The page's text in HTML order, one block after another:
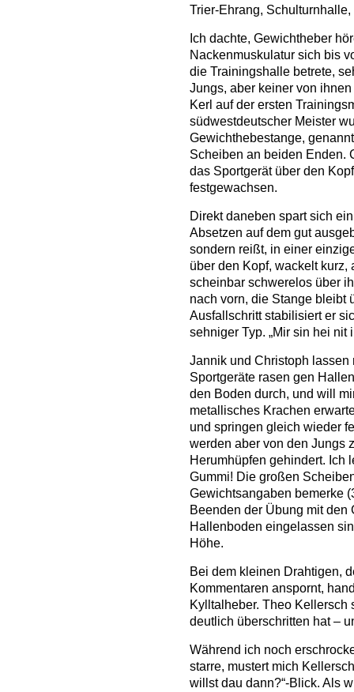
Trier-Ehrang,
Ich dachte, Gewichtheber
Nackenmuskulatur sich bis
die Trainingshalle betrete,
Jungs, aber keiner von
Kerl auf der ersten
südwestdeutscher Meister
Gewichthebestange,
Scheiben an beiden Enden.
das Sportgerät über den
festgewachsen.
Direkt daneben spart sich
Absetzen auf dem gut
sondern reißt, in einer
über den Kopf, wackelt
scheinbar schwerelos über
nach vorn, die Stange bleibt
Ausfallschritt stabilisiert er
sehniger Typ. „Mir sin hei nit
Jannik und Christoph lassen
Sportgeräte rasen gen
den Boden durch, und will
metallisches Krachen
und springen gleich wieder
werden aber von den Jungs
Herumhüpfen gehindert. Ich
Gummi! Die großen
Gewichtsangaben bemerke
Beenden der Übung mit den
Hallenboden eingelassen
Höhe.
Bei dem kleinen Drahtigen,
Kommentaren anspornt,
Kylltalheber. Theo Kellersch
deutlich überschritten hat –
Während ich noch
starre, mustert mich
willst dau dann?“-Blick. Als